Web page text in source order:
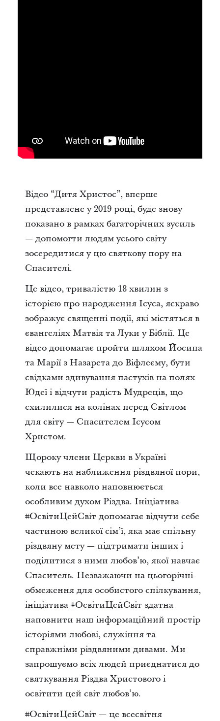
Відео “Дитя Христос”, вперше
представлене у 2019 році, буде знову
показано в рамках багаторічних зусиль
— допомогти людям усього світу
зосередитися у цю святкову пору на
Спасителі.
Це відео, тривалістю 18 хвилин з
історією про народження Ісуса, яскраво
зображує священні події, які містяться в
євангеліях Матвія та Луки у Біблії. Це
відео допомагає пройти шляхом Йосипа
та Марії з Назарета до Віфлеєму, бути
свідками здивування пастухів на полях
Юдеї і відчути радість Мудреців, що
схилилися на колінах перед Світлом
для світу — Спасителем Ісусом
Христом.
Щороку члени Церкви в Україні
чекають на наближення різдвяної пори,
коли все навколо наповнюється
особливим духом Різдва. Ініціатива
#ОсвітиЦейСвіт допомагає відчути себе
частиною великої сім’ї, яка має спільну
різдвяну мету — підтримати інших і
поділитися з ними любов’ю, якої навчає
Спаситель. Незважаючи на цьогорічні
обмеження для особистого спілкування,
ініціатива #ОсвітиЦейСвіт здатна
наповнити наш інформаційний простір
історіями любові, служіння та
справжніми різдвяними дивами. Ми
запрошуємо всіх людей приєднатися до
святкування Різдва Христового і
освітити цей світ любов’ю.
#ОсвітиЦейСвіт — це всесвітня